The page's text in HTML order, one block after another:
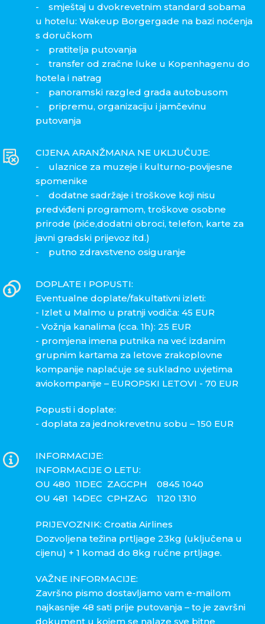
- smještaj u dvokrevetnim standard sobama
u hotelu: Wakeup Borgergade na bazi noćenja
s doručkom
- pratitelja putovanja
- transfer od zračne luke u Kopenhagenu do
hotela i natrag
- panoramski razgled grada autobusom
- pripremu, organizaciju i jamčevinu
putovanja
CIJENA ARANŽMANA NE UKLJUČUJE:
- ulaznice za muzeje i kulturno-povijesne
spomenike
- dodatne sadržaje i troškove koji nisu
predviđeni programom, troškove osobne
prirode (piće,dodatni obroci, telefon, karte za
javni gradski prijevoz itd.)
- putno zdravstveno osiguranje
DOPLATE I POPUSTI:
Eventualne doplate/fakultativni izleti:
- Izlet u Malmo u pratnji vodiča: 45 EUR
- Vožnja kanalima (cca. 1h): 25 EUR
- promjena imena putnika na već izdanim
grupnim kartama za letove zrakoplovne
kompanije naplaćuje se sukladno uvjetima
aviokompanije – EUROPSKI LETOVI - 70 EUR
Popusti i doplate:
- doplata za jednokrevetnu sobu – 150 EUR
INFORMACIJE:
INFORMACIJE O LETU:
OU 480 11DEC ZAGCPH 0845 1040
OU 481 14DEC CPHZAG 1120 1310
PRIJEVOZNIK: Croatia Airlines
Dozvoljena težina prtljage 23kg (uključena u
cijenu) + 1 komad do 8kg ručne prtljage.
VAŽNE INFORMACIJE:
Završno pismo dostavljamo vam e-mailom
najkasnije 48 sati prije putovanja – to je završni
dokument u kojem se nalaze sve bitne